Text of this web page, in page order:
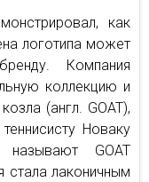
как
логотипа может
Компания
коллекцию и
(англ. GOAT),
Новаку
GOAT
стала лаконичным